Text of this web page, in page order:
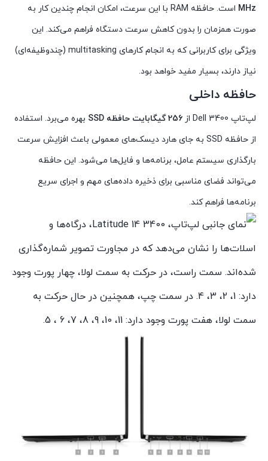
MHz
است. حافظه RAM با این سرعت، امکان انجام چندین کار به
صورت همزمان را بدون کاهش سرعت دستگاه فراهم می‌کند. این
ویژگی برای کاربرانی که به انجام کارهای multitasking (چندوظیفه‌ای)
نیاز دارند، بسیار مفید خواهد بود.
حافظه داخلی
لپ‌تاپ Dell 3400 از 256 گیگابایت حافظه SSD
بهره می‌برد. استفاده
از حافظه SSD به جای هارد دیسک‌های معمولی باعث افزایش سرعت
بارگذاری سیستم عامل، برنامه‌ها و فایل‌ها می‌شود. این حافظه
می‌تواند فضای مناسبی برای ذخیره داده‌های مهم و اجرای سریع
برنامه‌ها فراهم کند.